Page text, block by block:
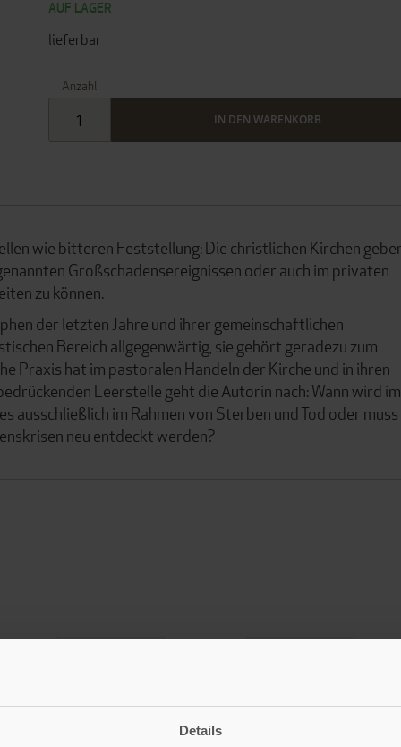
Details
AUF LAGER
lieferbar
Anzahl
IN DEN WARENKORB
wie bitteren Feststellung: Die christlichen Kirchen
Großschadensereignissen oder auch im privaten
zu können.
der letzten Jahre und ihrer gemeinschaftlichen
Bereich allgegenwärtig, sie gehört geradezu zum
Praxis hat im pastoralen Handeln der Kirche und in ihren
Leerstelle geht die Autorin nach: Wann wird im
ausschließlich im Rahmen von Sterben und Tod oder muss
neu entdeckt werden?